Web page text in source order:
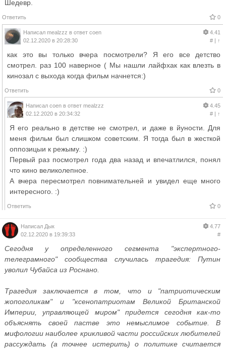
Шедевр.
Ответить 0
Написал mealzzz в ответ coen
02.12.2020 в 20:28:30
4.41
#| ↑
как это вы только вчера посмотрели? Я его все детство
смотрел. раз 100 наверное ( Мы нашли лайфхак как влезть в
кинозал с выхода когда фильм начнется:)
Ответить 0
Написал coen в ответ mealzzz
02.12.2020 в 20:34:32
4.45
#| ↑
Я его реально в детстве не смотрел, и даже в йуности. Для
меня фильм был слишком советским. Я тогда был в жесткой
оппозицыи к режыму. :)
Первый раз посмотрел года два назад и впечатлился, понял
что кино великолепное.
А вчера пересмотрел повнимательней и увидел еще много
интересного. :)
Ответить 0
Написал Дык
02.12.2020 в 19:39:33
4.77
#
Сегодня у определенного сегмента "экспертного-
телеграмного" сообщества случилась трагедия: Путин
уволил Чубайса из Роснано.
Трагедия заключается в том, что и "патриотическим
жопоголикам" и "ксенопатриотам Великой Британской
Империи, управляющей миром" придется сегодня как-то
объяснять своей пастве это немыслимое событие. В
мифологии наиболее крикливой части российских любителей
рассуждать (а точнее истерить) о политике считается